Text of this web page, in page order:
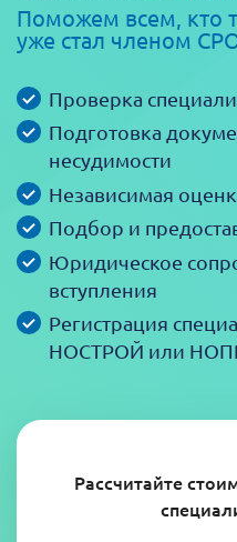
Рассчитайте
Поможем всем, кто
уже стал членом
Проверка
Подготовка
несудимости
Независимая
Подбор и
Юридическое
вступления
Регистрация
НОСТРОЙ или